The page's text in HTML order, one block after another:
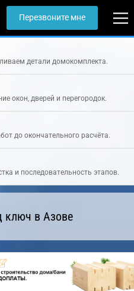
Перезвоните мне
детали домокомплекта.
окон, дверей и перегородок.
до окончательного расчёта.
и последовательность этапов.
ключ в Азове